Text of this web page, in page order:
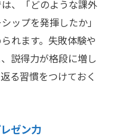
、「どのような課外
ップを発揮したか」
れます。失敗体験や
説得力が格段に増し
る習慣をつけておく
ゼン力